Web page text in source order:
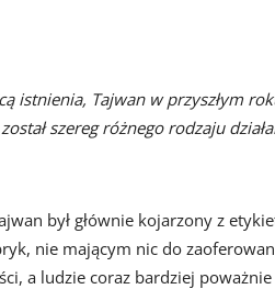
istnienia, Tajwan w przyszłym
szereg różnego rodzaju
był głównie kojarzony z
nie mającym nic do
a ludzie coraz bardziej